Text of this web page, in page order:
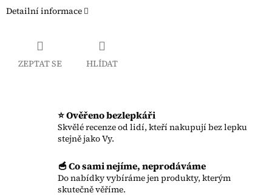
Detailní informace
ZEPTAT SE HLÍDAT
⭐ Ověřeno bezlepkáři
Skvělé recenze od lidí, kteří nakupují bez lepku
stejně jako Vy.
🥣 Co sami nejíme, neprodáváme
Do nabídky vybíráme jen produkty, kterým
skutečně věříme.